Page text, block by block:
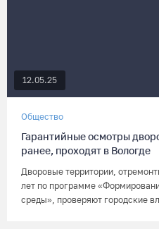
12.05.25
Общество
Гарантийные осмотры
ранее, проходят в Вологде
Дворовые территории,
лет по программе
среды», проверяют городские